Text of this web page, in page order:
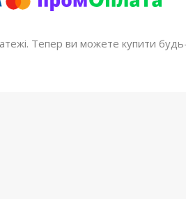
Тепер ви можете купити